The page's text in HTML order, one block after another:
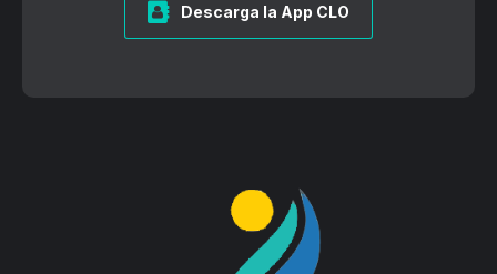
Descarga la App CLO